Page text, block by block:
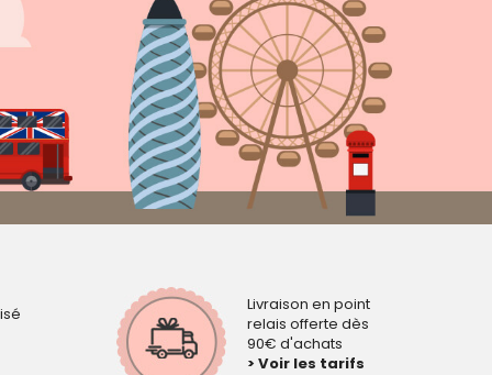
Livraison en point
relais offerte dès
90€ d'achats
> Voir les tarifs